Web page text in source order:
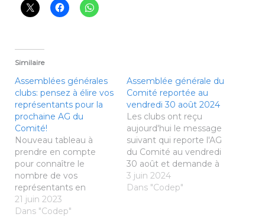
Similaire
Assemblées générales
clubs: pensez à élire vos
représentants pour la
prochaine AG du
Comité!
Nouveau tableau à
prendre en compte
pour connaître le
nombre de vos
représentants en
fonction du nombre de
vos licenciés en fin de
21 juin 2023
Dans "Codep"
Assemblée générale du
Comité reportée au
vendredi 30 août 2024
Les clubs ont reçu
aujourd'hui le message
suivant qui reporte l'AG
du Comité au vendredi
30 août et demande à
tous les clubs de nous
donner d'ici fin juin la
3 juin 2024
Dans "Codep"